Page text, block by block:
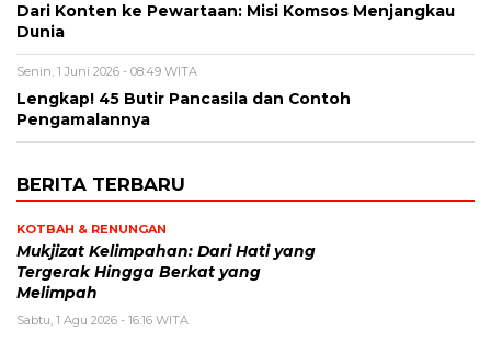
Dari Konten ke Pewartaan: Misi Komsos Menjangkau
Dunia
Senin, 1 Juni 2026 - 08:49 WITA
Lengkap! 45 Butir Pancasila dan Contoh
Pengamalannya
BERITA TERBARU
KOTBAH & RENUNGAN
Mukjizat Kelimpahan: Dari Hati yang
Tergerak Hingga Berkat yang
Melimpah
Sabtu, 1 Agu 2026 - 16:16 WITA